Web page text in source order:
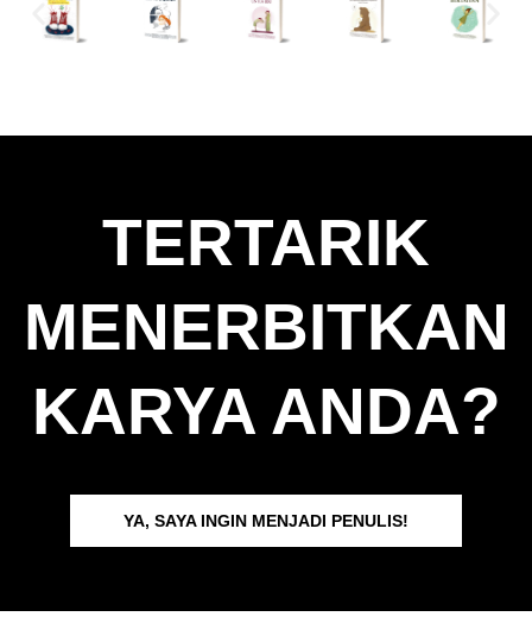
TERTARIK
MENERBITKAN
KARYA ANDA?
YA, SAYA INGIN MENJADI PENULIS!